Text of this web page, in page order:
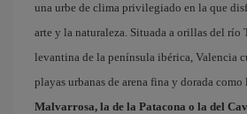
una urbe de clima privilegiado en la que
arte y la naturaleza. Situada a orillas del río
levantina de la península ibérica, Valencia
playas urbanas de arena fina y dorada como
Malvarrosa, la de la Patacona o la del